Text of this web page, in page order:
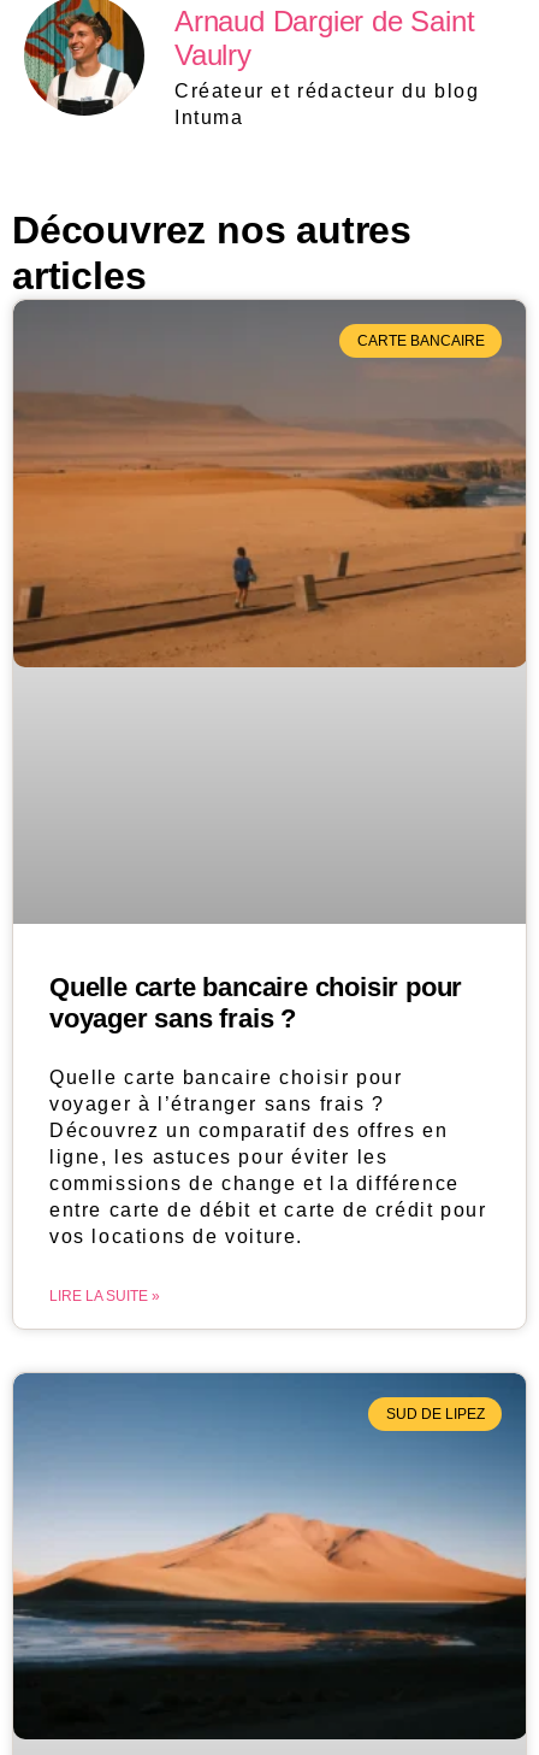
Arnaud Dargier de Saint
Vaulry
Créateur et rédacteur du blog
Intuma
Découvrez nos autres
articles
CARTE BANCAIRE
Quelle carte bancaire choisir pour
voyager sans frais ?
Quelle carte bancaire choisir pour
voyager à l’étranger sans frais ?
Découvrez un comparatif des offres en
ligne, les astuces pour éviter les
commissions de change et la différence
entre carte de débit et carte de crédit pour
vos locations de voiture.
LIRE LA SUITE »
SUD DE LIPEZ